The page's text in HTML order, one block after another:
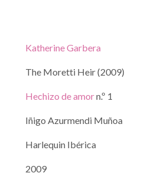
Katherine Garbera
The Moretti Heir (2009)
Hechizo de amorn.º 1
Iñigo Azurmendi Muñoa
Harlequin Ibérica
2009